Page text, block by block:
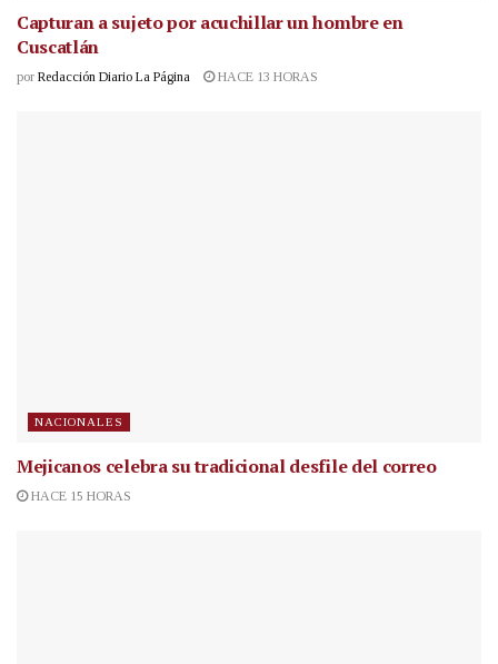
Capturan a sujeto por acuchillar un hombre en
Cuscatlán
por Redacción Diario La Página HACE 13 HORAS
NACIONALES
Mejicanos celebra su tradicional desfile del correo
HACE 15 HORAS